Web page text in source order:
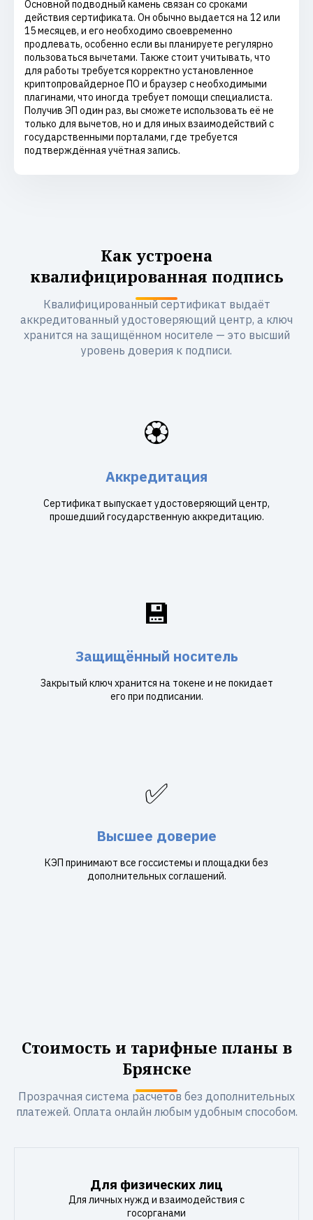
Основной подводный камень связан со сроками
действия сертификата. Он обычно выдается на 12 или
15 месяцев, и его необходимо своевременно
продлевать, особенно если вы планируете регулярно
пользоваться вычетами. Также стоит учитывать, что
для работы требуется корректно установленное
криптопровайдерное ПО и браузер с необходимыми
плагинами, что иногда требует помощи специалиста.
Получив ЭП один раз, вы сможете использовать её не
только для вычетов, но и для иных взаимодействий с
государственными порталами, где требуется
подтверждённая учётная запись.
Как устроена
квалифицированная подпись
Квалифицированный сертификат выдаёт
аккредитованный удостоверяющий центр, а ключ
хранится на защищённом носителе — это высший
уровень доверия к подписи.
🏵️
Аккредитация
Сертификат выпускает удостоверяющий центр,
прошедший государственную аккредитацию.
💾
Защищённый носитель
Закрытый ключ хранится на токене и не покидает
его при подписании.
✅
Высшее доверие
КЭП принимают все госсистемы и площадки без
дополнительных соглашений.
Стоимость и тарифные планы в
Брянске
Прозрачная система расчетов без дополнительных
платежей. Оплата онлайн любым удобным способом.
Для физических лиц
Для личных нужд и взаимодействия с
госорганами